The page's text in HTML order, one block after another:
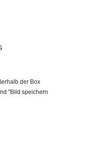
der Box
"Bild speichern